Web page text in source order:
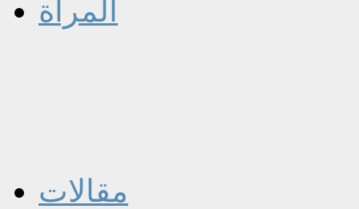
المرأة
مقالات